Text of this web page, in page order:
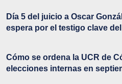
Día 5 del juicio a Oscar
espera por el testigo clave
Cómo se ordena la UCR de
elecciones internas en